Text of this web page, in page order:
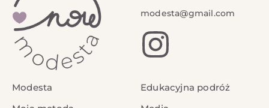
modesta@gmail.com
Modesta
Edukacyjna podróż